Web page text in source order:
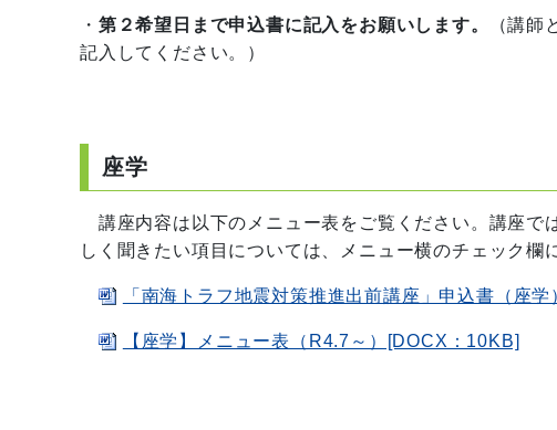
・ 第２希望日まで申込書に記入をお願いします。
（講
記入してください。）
座学
講座内容は以下のメニュー表をご覧ください。講座で
しく聞きたい項目については、メニュー横のチェック欄
「南海トラフ地震対策推進出前講座」申込書（座
【座学】メニュー表（R4.7～）[DOCX：10KB]